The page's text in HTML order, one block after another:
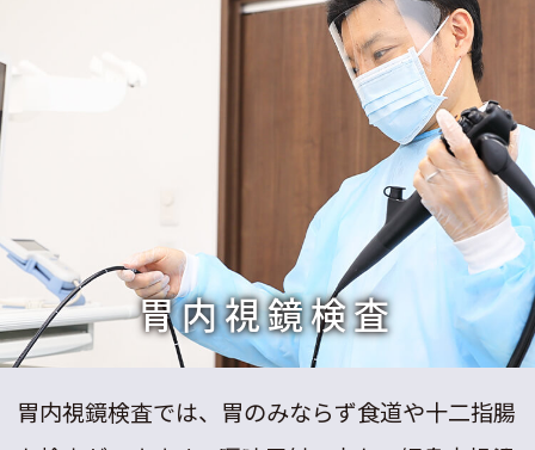
胃内視鏡検査
胃内視鏡検査では、胃のみならず食道や十二指腸